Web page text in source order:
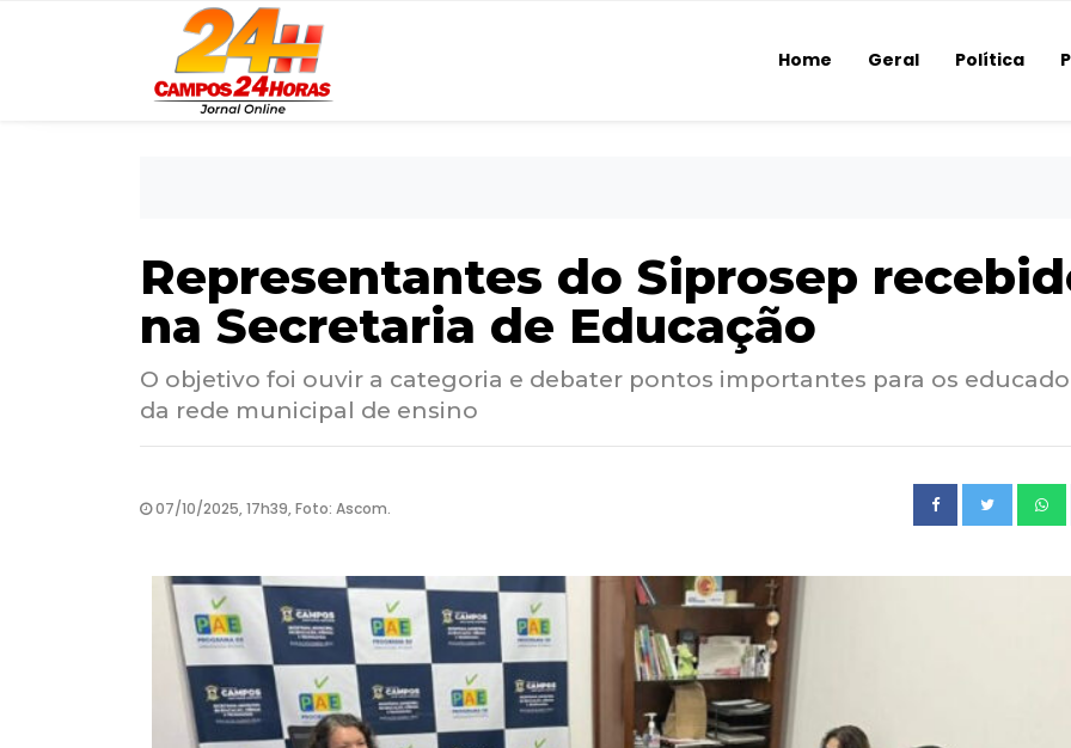
Home Geral Política
Representantes do Siprosep
na Secretaria de Educação
O objetivo foi ouvir a categoria e debater pontos importantes para os
da rede municipal de ensino
07/10/2025, 17h39, Foto: Ascom.